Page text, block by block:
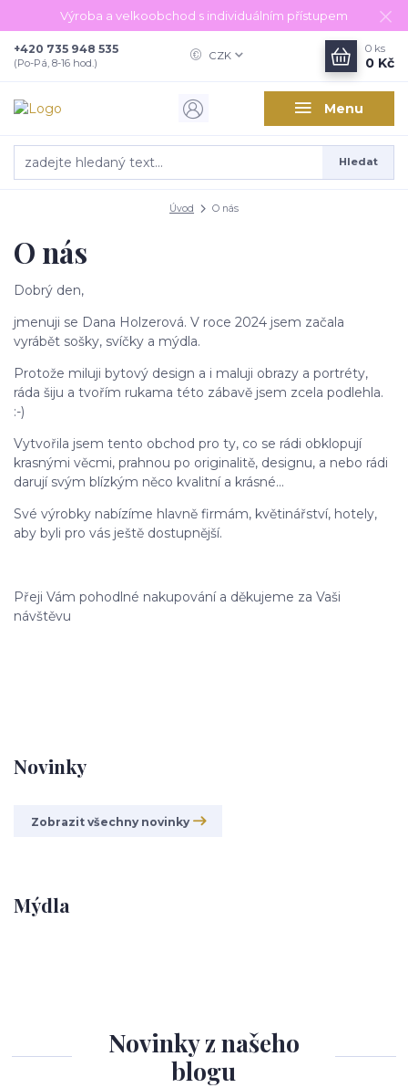
Výroba a velkoobchod s individuálním přístupem
Menu
CZK
Hledat
+420 735 948 535
(Po-Pá, 8-16 hod.)
0 ks
0 Kč
Úvod O nás
Novinky
Zobrazit všechny novinky
Mýdla
O nás
Dobrý den,
jmenuji se Dana Holzerová. V roce 2024 jsem začala
vyrábět sošky, svíčky a mýdla.
Protože miluji bytový design a i maluji obrazy a portréty,
ráda šiju a tvořím rukama této zábavě jsem zcela podlehla.
:-)
Vytvořila jsem tento obchod pro ty, co se rádi obklopují
krasnými věcmi, prahnou po originalitě, designu, a nebo rádi
darují svým blízkým něco kvalitní a krásné...
Své výrobky nabízíme hlavně firmám, květinářství, hotely,
aby byli pro vás ještě dostupnější.
Přeji Vám pohodlné nakupování a děkujeme za Vaši
návštěvu
Novinky z našeho
blogu